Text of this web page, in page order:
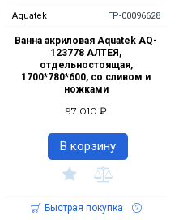
Aquatek ГР-00096628
Ванна акриловая Aquatek AQ-
123778 АЛТЕЯ,
отдельностоящая,
1700*780*600, со сливом и
ножками
97 010 ₽
В корзину
Быстрая покупка